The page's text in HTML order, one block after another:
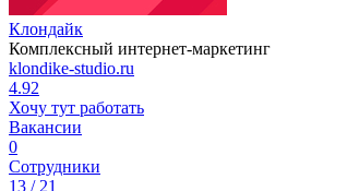
Клондайк
Комплексный интернет-маркетинг
klondike-studio.ru
4.92
Хочу тут работать
Вакансии
0
Сотрудники
13 / 21